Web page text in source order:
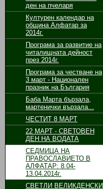
ден на пчеларя
Културен календар на
община Алфатар за
2014г.
Програма за развитие на
читалищната дейност
през 2014г.
Програма за честване на
3 март - Национален
празник на България
Баба Марта бързала,
мартенички вързала...
ЧЕСТИТ 8 МАРТ
22 МАРТ - СВЕТОВЕН
ДЕН НА ВОДАТА
СЕДМИЦА НА
ПРАВОСЛАВИЕТО В
АЛФАТАР: 8.04-
13.04.2014г.
СВЕТЛИ ВЕЛИКДЕНСКИ